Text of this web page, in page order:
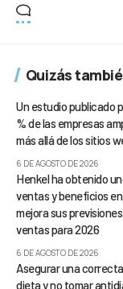
Quizás
Un estudio publicado
% de las empresas
más allá de los sitios
6 DE AGOSTO DE 2026
Henkel ha obtenido
ventas y beneficios
mejora sus
ventas para 2026
6 DE AGOSTO DE 2026
Asegurar una
dieta y no tomar